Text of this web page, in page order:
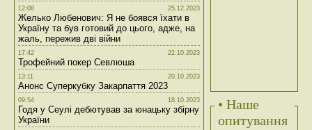
12:08 25.12.2023
Желько Любенович: Я не боявся їхати в
Україну та був готовий до цього, адже, на
жаль, пережив дві війни
17:42 22.10.2023
Трофейний покер Севлюша
13:11 20.10.2023
Анонс Суперкубку Закарпаття 2023
09:54 18.10.2023
Годя у Сеулі дебютував за юнацьку збірну
України
• Наше
опитування